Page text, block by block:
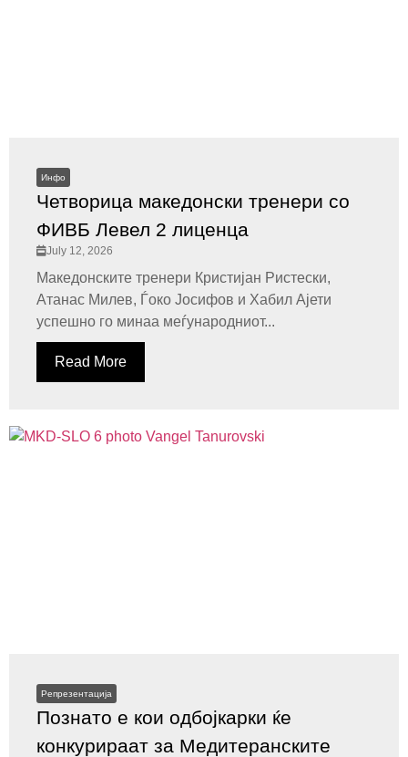
Инфо
Четворица македонски тренери со
ФИВБ Левел 2 лиценца
July 12, 2026
Македонските тренери Кристијан Ристески,
Атанас Милев, Ѓоко Јосифов и Хабил Ајети
успешно го минаа меѓународниот...
Read More
Репрезентација
Познато е кои одбојкарки ќе
конкурираат за Медитеранските